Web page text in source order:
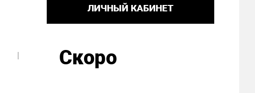
ЛИЧНЫЙ КАБИНЕТ
Скоро